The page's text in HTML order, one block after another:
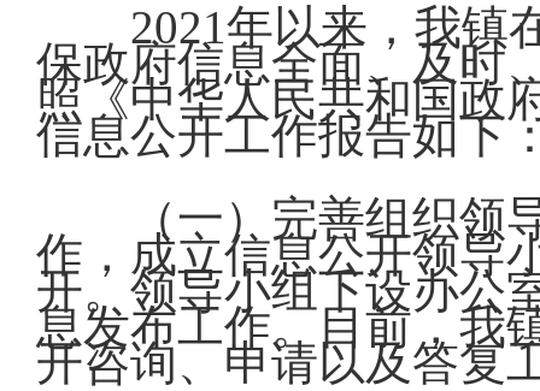
2021年以来，我镇
保政府信息全面、及时
照《中华人民共和国政
信息公开工作报告如下
（一）完善组织
作，成立信息公开领导
开。领导小组下设办公
息发布工作。目前，我
开咨询、申请以及答复